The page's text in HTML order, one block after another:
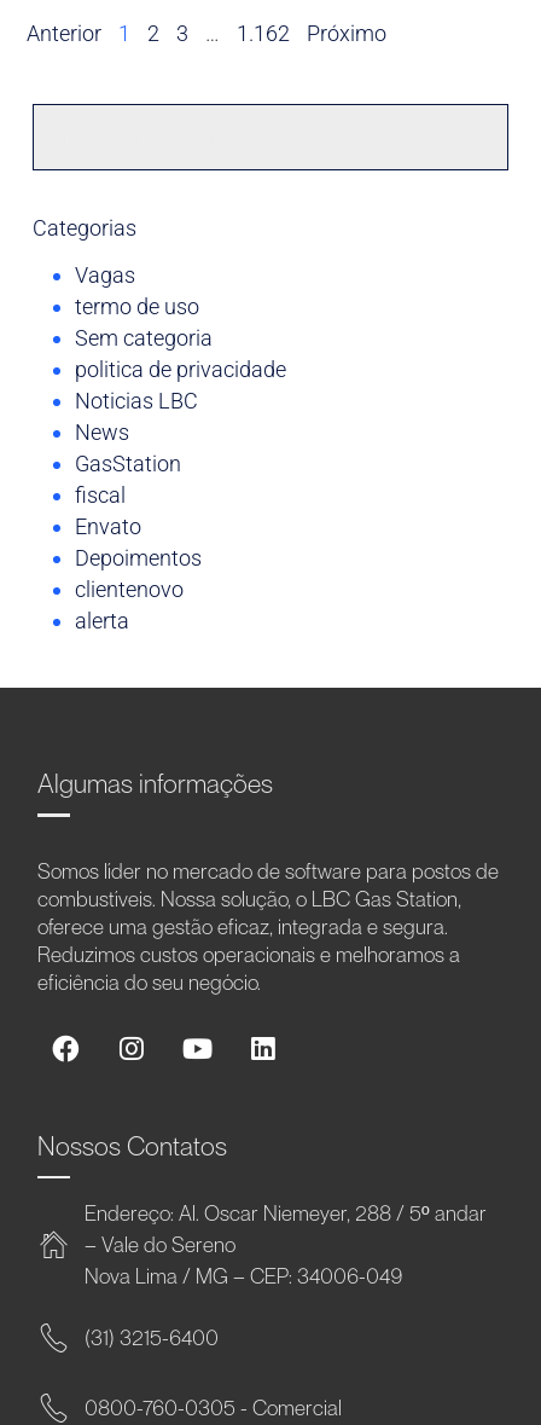
Anterior 1 2 3 … 1.162 Próximo
Categorias
Vagas
termo de uso
Sem categoria
politica de privacidade
Noticias LBC
News
GasStation
fiscal
Envato
Depoimentos
clientenovo
alerta
Algumas informações
Somos líder no mercado de software para postos de
combustíveis. Nossa solução, o LBC Gas Station,
oferece uma gestão eficaz, integrada e segura.
Reduzimos custos operacionais e melhoramos a
eficiência do seu negócio.
Nossos Contatos
Endereço: Al. Oscar Niemeyer, 288 / 5º andar
– Vale do Sereno
Nova Lima / MG – CEP: 34006-049
(31) 3215-6400
0800-760-0305 - Comercial